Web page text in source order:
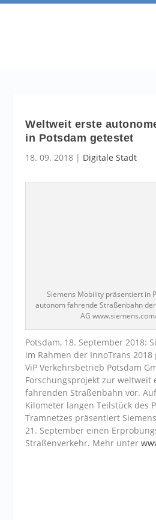
Weltweit erste
in Potsdam getestet
18. 09. 2018 | Digitale Stadt
Siemens Mobility präsentiert in
autonom fahrende Straßenbahn der
AG
Potsdam, 18. September 2018:
im Rahmen der InnoTrans
ViP Verkehrsbetrieb Potsdam
Forschungsprojekt zur weltweit
fahrenden Straßenbahn vor.
Kilometer langen Teilstück des
Tramnetzes präsentiert
21. September einen
Straßenverkehr. Mehr unter